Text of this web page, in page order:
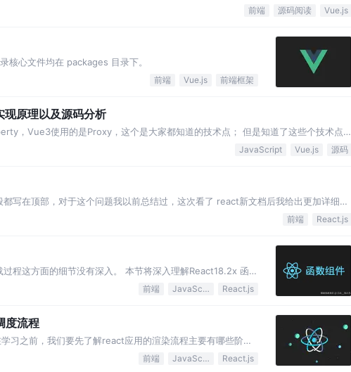
前端 源码阅读 Vue.js
核心文件均在 packages 目录下。
前端 Vue.js 前端框架
原理以及源码分析
，Vue3使用的是Proxy，这个是大家都知道的技术点； 但是知道了这些个技术点就
JavaScript Vue.js 源码
写在顶部，对于这个问题我以前总结过，这次看了 react新文档后我给出更加详细的
前端 React.js
程这方面的细节没有深入。 本节将深入理解React18.2x 函数
前端 JavaScript React.js
度流程
习之前，我们要先了解react应用的渲染流程主要有哪些阶
前端 JavaScript React.js